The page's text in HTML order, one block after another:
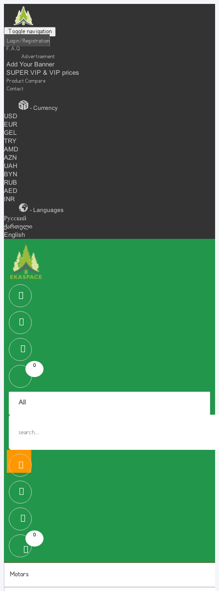
Toggle navigation
Login / Registration
F.A.Q
Advertisement
Add Your Banner
SUPER VIP & VIP prices
Product Compare
Contact
- Currency
USD
EUR
GEL
TRY
AMD
AZN
UAH
BYN
RUB
AED
INR
- Languages
Русский
ქართული
English
0
0
Motors